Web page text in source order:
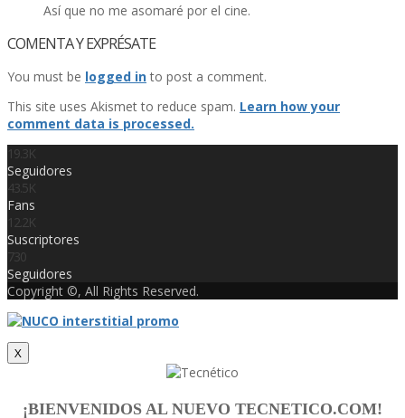
Así­ que no me asomaré por el cine.
COMENTA Y EXPRÉSATE
You must be logged into post a comment.
This site uses Akismet to reduce spam. Learn how your
comment data is processed.
19.3K
Seguidores
43.5K
Fans
12.2K
Suscriptores
730
Seguidores
Copyright ©, All Rights Reserved.
X
¡BIENVENIDOS AL NUEVO TECNETICO.COM!